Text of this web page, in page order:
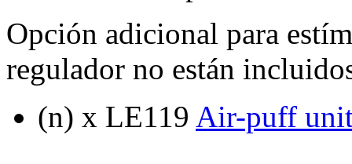
Opción adicional para
regulador no están
(n) x LE119 Air-puff